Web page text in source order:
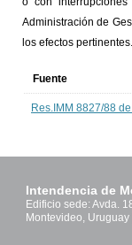
Administración de
los efectos pertinentes.
Fuente
Res.IMM 8827/88
Intendencia de
Edificio sede: Avda.
Montevideo, Uruguay